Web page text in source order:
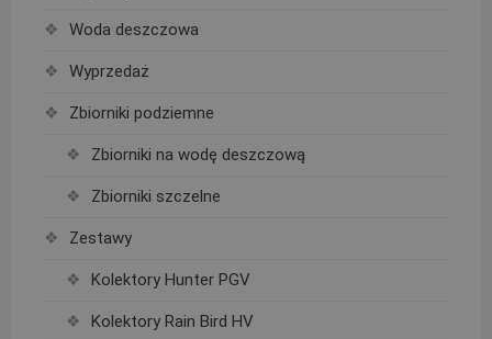
Woda deszczowa
Wyprzedaż
Zbiorniki podziemne
Zbiorniki na wodę deszczową
Zbiorniki szczelne
Zestawy
Kolektory Hunter PGV
Kolektory Rain Bird HV